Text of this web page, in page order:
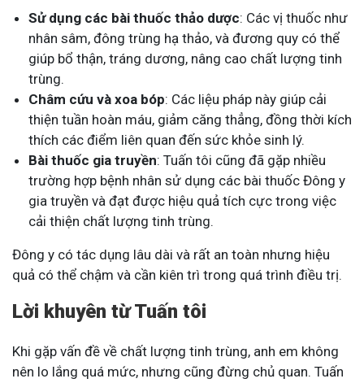
Sử dụng các bài thuốc thảo dược: Các vị thuốc như
nhân sâm, đông trùng hạ thảo, và đương quy có thể
giúp bổ thận, tráng dương, nâng cao chất lượng tinh
trùng.
Châm cứu và xoa bóp: Các liệu pháp này giúp cải
thiện tuần hoàn máu, giảm căng thẳng, đồng thời kích
thích các điểm liên quan đến sức khỏe sinh lý.
Bài thuốc gia truyền: Tuấn tôi cũng đã gặp nhiều
trường hợp bệnh nhân sử dụng các bài thuốc Đông y
gia truyền và đạt được hiệu quả tích cực trong việc
cải thiện chất lượng tinh trùng.
Đông y có tác dụng lâu dài và rất an toàn nhưng hiệu
quả có thể chậm và cần kiên trì trong quá trình điều trị.
Lời khuyên từ Tuấn tôi
Khi gặp vấn đề về chất lượng tinh trùng, anh em không
nên lo lắng quá mức, nhưng cũng đừng chủ quan. Tuấn